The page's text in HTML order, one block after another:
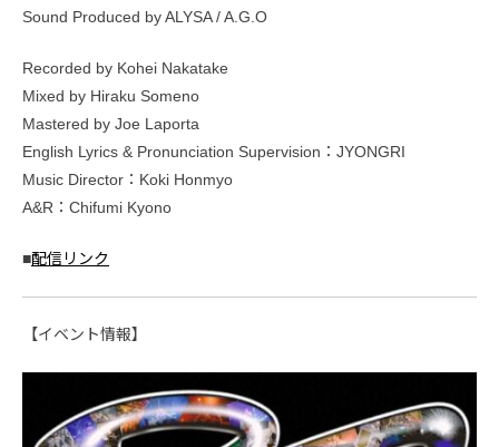
Sound Produced by ALYSA / A.G.O
Recorded by Kohei Nakatake
Mixed by Hiraku Someno
Mastered by Joe Laporta
English Lyrics & Pronunciation Supervision：JYONGRI
Music Director：Koki Honmyo
A&R：Chifumi Kyono
■配信リンク
【イベント情報】